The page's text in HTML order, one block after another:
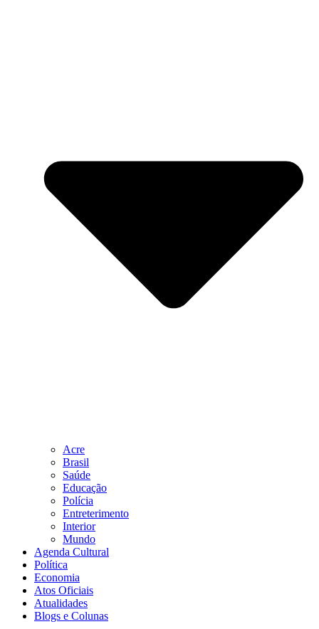
Acre
Brasil
Saúde
Educação
Polícia
Entreterimento
Interior
Mundo
Agenda Cultural
Política
Economia
Atos Oficiais
Atualidades
Blogs e Colunas